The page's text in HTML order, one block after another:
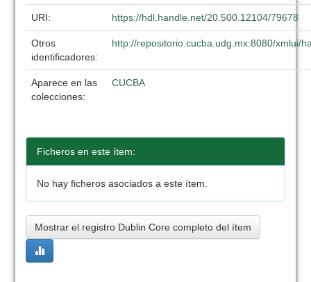
URI: https://hdl.handle.net/20.500.12104/79678
Otros
identificadores:
http://repositorio.cucba.udg.mx:8080/xmlui/
Aparece en las
colecciones:
CUCBA
Ficheros en este ítem:
No hay ficheros asociados a este ítem.
Mostrar el registro Dublin Core completo del ítem